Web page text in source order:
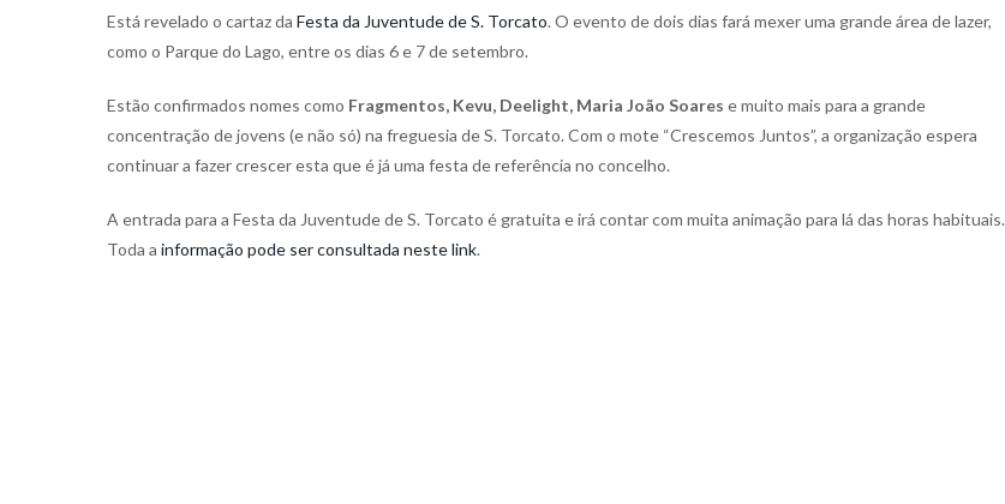
Está revelado o cartaz da Festa da Juventude de S. Torcato. O evento de dois dias fará mexer uma grande área de lazer,
como o Parque do Lago, entre os dias 6 e 7 de setembro.
Estão confirmados nomes como Fragmentos, Kevu, Deelight, Maria João Soares e muito mais para a grande
concentração de jovens (e não só) na freguesia de S. Torcato. Com o mote “Crescemos Juntos”, a organização espera
continuar a fazer crescer esta que é já uma festa de referência no concelho.
A entrada para a Festa da Juventude de S. Torcato é gratuita e irá contar com muita animação para lá das horas habituais.
Toda a informação pode ser consultada neste link.